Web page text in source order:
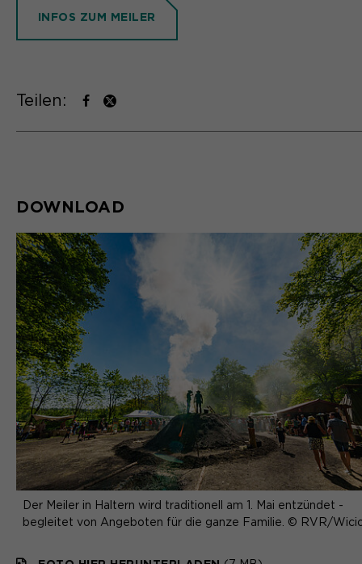
INFOS ZUM MEILER
Teilen:
DOWNLOAD
Der Meiler in Haltern wird traditionell am 1. Mai entzündet -
begleitet von Angeboten für die ganze Familie. © RVR/